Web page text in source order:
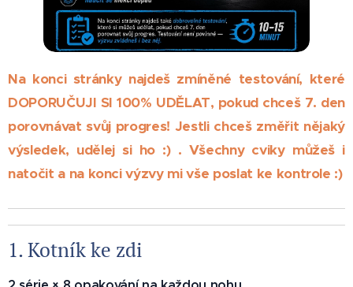
Na konci stránky najdeš zmíněné testování, které
DOPORUČUJI SI 100% UDĚLAT, pokud chceš 7. den
porovnávat svůj progres! Jestli chceš změřit nějaký
výsledek, udělej si ho :) . Všechny cviky můžeš i
natočit a na konci výzvy mi vše poslat ke kontrole :)
1. Kotník ke zdi 🦶